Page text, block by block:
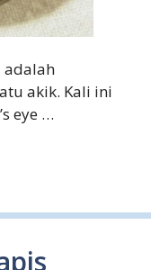
adalah
akik. Kali ini
eye …